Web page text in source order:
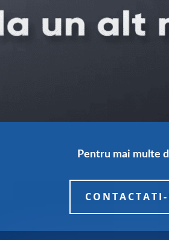
Pentru mai multe
CONTACTATI-